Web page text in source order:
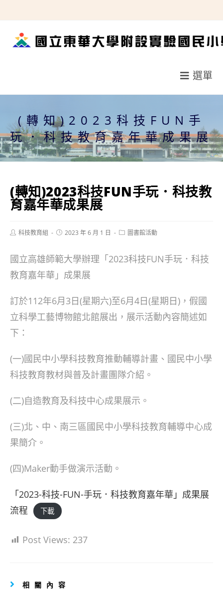
轉
選單
(轉知)2023科技FUN手
玩．科技教育嘉年華成果展
(轉知)2023科技FUN手玩．科技教
育嘉年華成果展
Post科技教育組
Post2023 年 6 月 1 日
Post圖書館活動
國立高雄師範大學辦理「2023科技FUN手玩．科技
教育嘉年華」成果展
訂於112年6月3日(星期六)至6月4日(星期日)，假國
立科學工藝博物館北館展出，展示活動內容簡述如
下：
(一)國民中小學科技教育推動輔導計畫、國民中小學
科技教育教材與普及計畫團隊介紹。
(二)自造教育及科技中心成果展示。
(三)北、中、南三區國民中小學科技教育輔導中心成
果簡介。
(四)Maker動手做演示活動。
「2023-科技-FUN-手玩．科技教育嘉年華」成果展
流程
下載
Post Views: 237
相關內容